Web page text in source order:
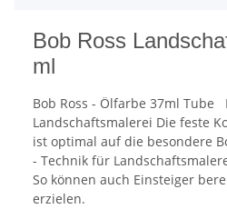
Bob Ross
ml
Bob Ross - Ölfarbe 37ml Tube
Landschaftsmalerei Die feste
ist optimal auf die besondere
- Technik für
So können auch Einsteiger
erzielen.